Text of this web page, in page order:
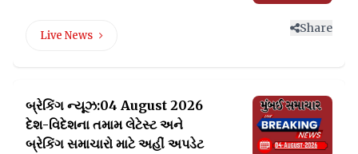
Live News
Share
બ્રેકિંગ ન્યૂઝ:04 August 2026
દેશ-વિદેશના તમામ લેટેસ્ટઅને
બ્રેકિંગ સમાચારો માટે અહીં અપડેટ